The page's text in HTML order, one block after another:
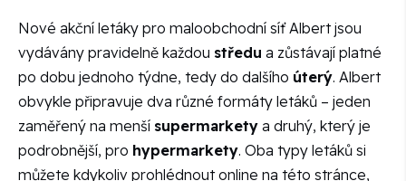
Nové akční letáky pro maloobchodní síť Albert jsou
vydávány pravidelně každou středu a zůstávají platné
po dobu jednoho týdne, tedy do dalšího úterý. Albert
obvykle připravuje dva různé formáty letáků – jeden
zaměřený na menší supermarkety a druhý, který je
podrobnější, pro hypermarkety. Oba typy letáků si
můžete kdykoliv prohlédnout online na této stránce,